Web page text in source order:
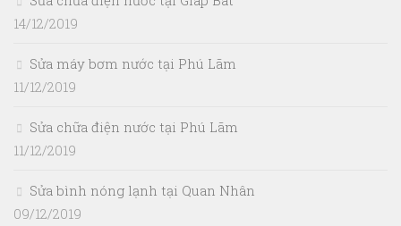
14/12/2019
Sửa máy bơm nước tại Phú Lãm
11/12/2019
Sửa chữa điện nước tại Phú Lãm
11/12/2019
Sửa bình nóng lạnh tại Quan Nhân
09/12/2019